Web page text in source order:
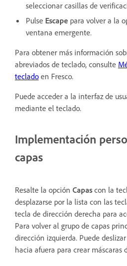
seleccionar casillas de
Pulse Escape para volver a la
ventana emergente.
Para obtener más información
abreviados de teclado, consulte
teclado en Fresco.
Puede acceder a la interfaz de
mediante el teclado.
Implementación
capas
Resalte la opción Capas con la
desplazarse por la lista con las
tecla de dirección derecha para
Para volver al grupo de capas
dirección izquierda. Puede
hacia afuera para crear máscaras